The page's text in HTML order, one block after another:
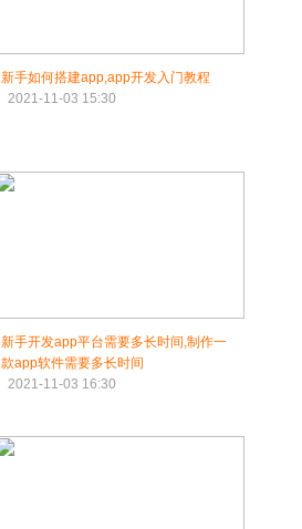
新手如何搭建app,app开发入门教程
2021-11-03 15:30
新手开发app平台需要多长时间,制作一
款app软件需要多长时间
2021-11-03 16:30